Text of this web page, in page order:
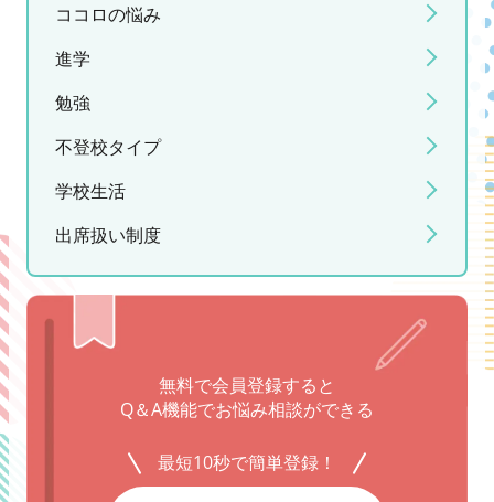
ココロの悩み
進学
勉強
不登校タイプ
学校生活
出席扱い制度
無料で会員登録すると
Q＆A機能でお悩み相談ができる
最短10秒で簡単登録！